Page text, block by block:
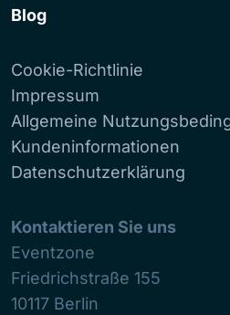
Blog
Cookie-Richtlinie
Impressum
Allgemeine
Kundeninformationen
Datenschutzerklärung
Kontaktieren Sie uns
Eventzone
Friedrichstraße 155
10117 Berlin